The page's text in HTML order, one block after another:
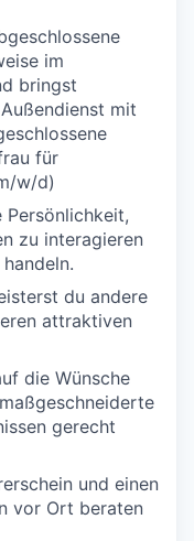
im
bringst
mit
für
w/d)
zu interagieren
du andere
attraktiven
die Wünsche
gerecht
und einen
vor Ort beraten